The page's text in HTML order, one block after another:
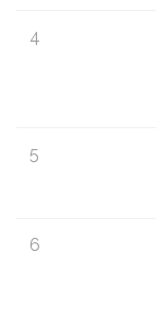
4
5
6